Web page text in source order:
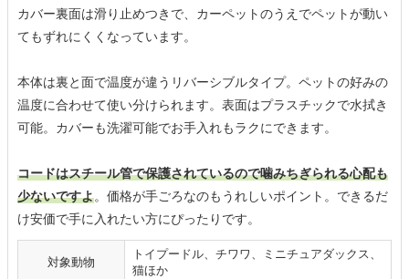
カバー裏面は滑り止めつきで、カーペットのうえでペットが動い
てもずれにくくなっています。
本体は裏と面で温度が違うリバーシブルタイプ。ペットの好みの
温度に合わせて使い分けられます。表面はプラスチックで水拭き
可能。カバーも洗濯可能でお手入れもラクにできます。
コードはスチール管で保護されているので噛みちぎられる心配も
少ないですよ。価格が手ごろなのもうれしいポイント。できるだ
け安価で手に入れたい方にぴったりです。
対象動物
トイプードル、チワワ、ミニチュアダックス、
猫ほか